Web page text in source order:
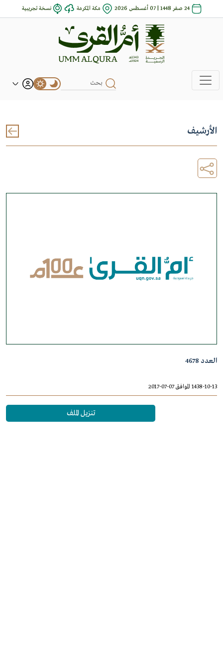
24 صفر 1448 | 07 أغسطس 2026 مكة المكرمة نسخة تجريبية
الأرشيف
العدد 4678
1438-10-13 الموافق 07-07-2017
تنزيل الملف